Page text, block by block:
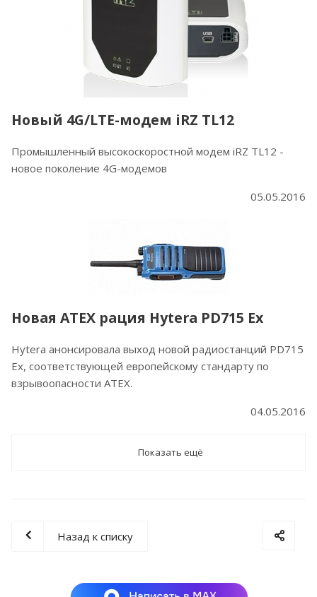
Новый 4G/LTE-модем iRZ TL12
Промышленный высокоскоростной модем iRZ TL12 -
новое поколение 4G-модемов
05.05.2016
Новая ATEX рация Hytera PD715 Ex
Hytera анонсировала выход новой радиостанций PD715
Ex, соответствующей европейскому стандарту по
взрывоопасности ATEX.
04.05.2016
Показать ещё
Назад к списку